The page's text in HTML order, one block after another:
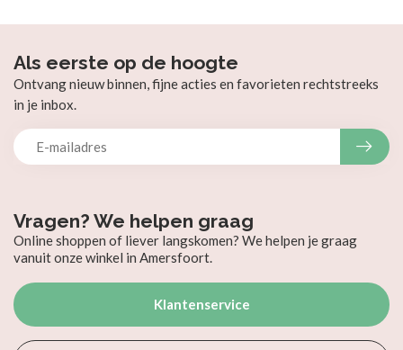
Vragen? We helpen graag
Online shoppen of liever langskomen? We helpen je graag
vanuit onze winkel in Amersfoort.
Klantenservice
Als eerste op de hoogte
Ontvang nieuw binnen, fijne acties en favorieten rechtstreeks
in je inbox.